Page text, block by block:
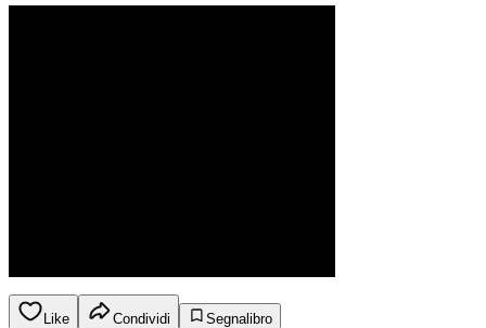
Like Condividi
Segnalibro